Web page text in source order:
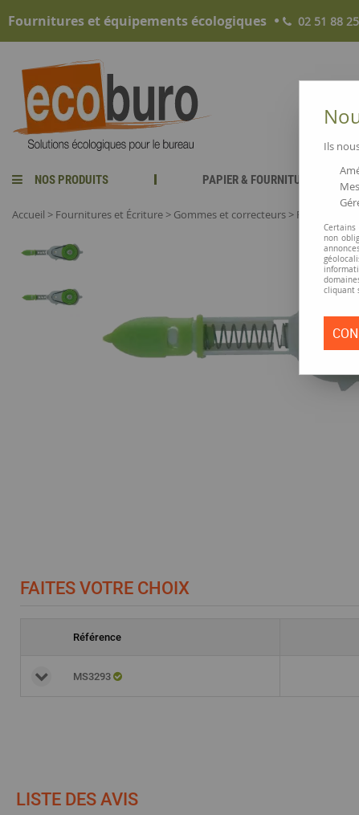
Fournitures et équipements écologiques 02 51 88
NOS PRODUITS PAPIER & FOURNITURES
Accueil > Fournitures et Écriture > Gommes et correcteurs > Recharge
FAITES VOTRE CHOIX
Référence
MS3293
LISTE DES AVIS
Ils
non
cliquant